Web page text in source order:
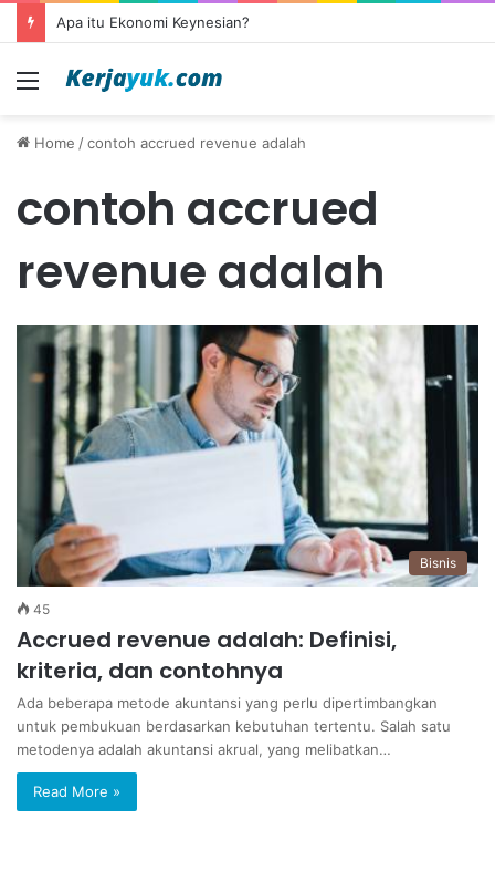
Apa itu Ekonomi Keynesian?
Menu
Home /contoh accrued revenue adalah
contoh accrued
revenue adalah
Bisnis
45
Accrued revenue adalah: Definisi,
kriteria, dan contohnya
Ada beberapa metode akuntansi yang perlu dipertimbangkan
untuk pembukuan berdasarkan kebutuhan tertentu. Salah satu
metodenya adalah akuntansi akrual, yang melibatkan…
Read More »